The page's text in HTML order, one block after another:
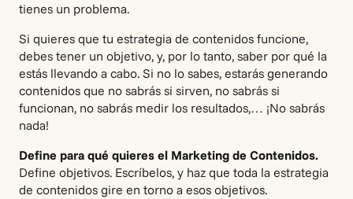
tienes un problema.
Si quieres que tu estrategia de contenidos funcione,
debes tener un objetivo, y, por lo tanto, saber por qué la
estás llevando a cabo. Si no lo sabes, estarás generando
contenidos que no sabrás si sirven, no sabrás si
funcionan, no sabrás medir los resultados,… ¡No sabrás
nada!
Define para qué quieres el Marketing de Contenidos.
Define objetivos. Escríbelos, y haz que toda la estrategia
de contenidos gire en torno a esos objetivos.